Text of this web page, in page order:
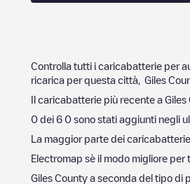
Controlla tutti i caricabatterie per
ricarica per questa città, Giles
Il caricabatterie più recente a Giles
0 dei 6 0 sono stati aggiunti negli
La maggior parte dei
Electromap sè il modo migliore
Giles County a seconda del tipo di